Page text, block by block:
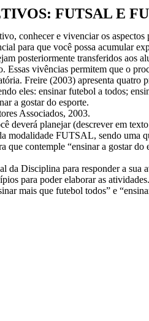
FUTSAL E
conhecer e vivenciar os aspectos
para que você possa acumular
posteriormente transferidos aos
Essas vivências permitem que o
Freire (2003) apresenta quatro
eles: ensinar futebol a todos;
a gostar do esporte.
Associados, 2003.
deverá planejar (descrever em
FUTSAL, sendo uma
contemple “ensinar a gostar do
Disciplina para responder a sua
para poder elaborar as atividades.
mais que futebol todos” e